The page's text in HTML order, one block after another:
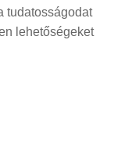
tudatosságodat
lehetőségeket